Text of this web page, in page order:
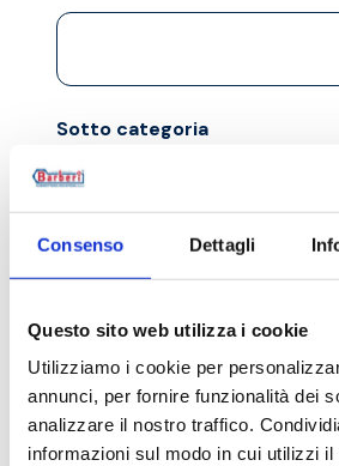
Consenso Dettagli
Questo sito web utilizza i cookie
Utilizziamo i cookie per
annunci, per fornire funzionalità dei
analizzare il nostro traffico.
informazioni sul modo in cui utilizzi
Sotto categoria
Prodotto
Tipo file